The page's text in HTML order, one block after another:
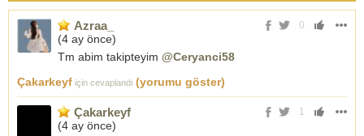
0
Azraa_
(4 ay önce)
Tm abim takipteyim @Ceryanci58
Çakarkeyf için cevaplandı (yorumu göster)
1
Çakarkeyf
(4 ay önce)